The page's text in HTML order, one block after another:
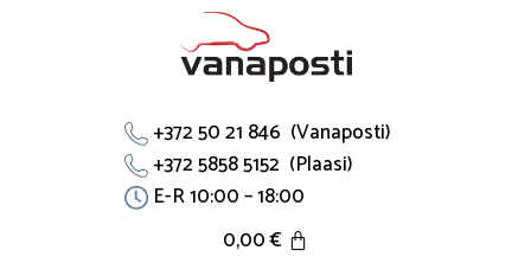
+372 50 21 846 (Vanaposti)
+372 5858 5152 (Plaasi)
E-R 10:00 – 18:00
0,00€